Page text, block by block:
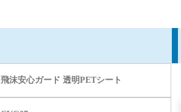
飛沫安心ガード 透明PETシート